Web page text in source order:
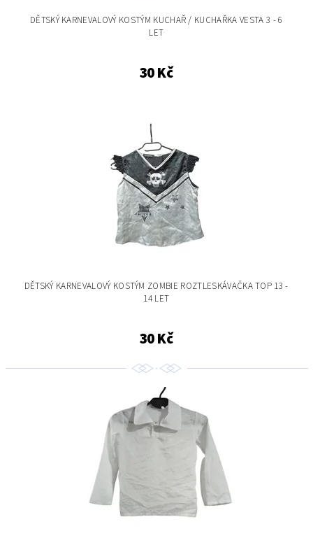
DĚTSKÝ KARNEVALOVÝ KOSTÝM KUCHAŘ / KUCHAŘKA VESTA 3 - 6
LET
30 Kč
DĚTSKÝ KARNEVALOVÝ KOSTÝM ZOMBIE ROZTLESKÁVAČKA TOP 13 -
14 LET
30 Kč